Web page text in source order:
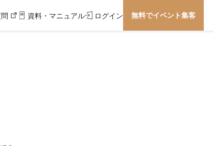
資料・マニュアル ログイン 無料でイベント集客